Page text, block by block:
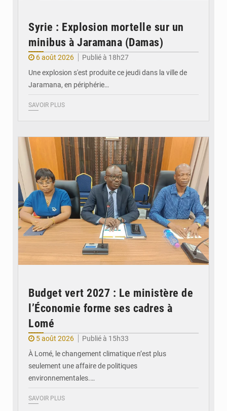
Syrie : Explosion mortelle sur un
minibus à Jaramana (Damas)
6 août 2026
Publié à 18h27
Une explosion s'est produite ce jeudi dans la ville de
Jaramana, en périphérie…
SAVOIR PLUS
Budget vert 2027 : Le ministère de
l’Économie forme ses cadres à
Lomé
5 août 2026
Publié à 15h33
À Lomé, le changement climatique n’est plus
seulement une affaire de politiques
environnementales.…
SAVOIR PLUS